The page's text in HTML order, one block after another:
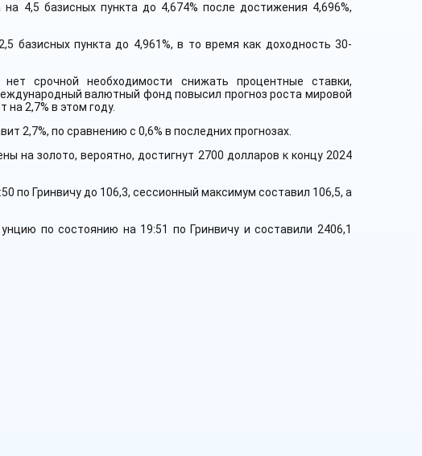
4,5 базисных пункта до 4,674% после достижения 4,696%,
базисных пункта до 4,961%, в то время как доходность 30-
срочной необходимости снижать процентные ставки,
валютный фонд повысил прогноз роста мировой
2,7% в этом году.
2,7%, по сравнению с 0,6% в последних прогнозах.
на золото, вероятно, достигнут 2700 долларов к концу 2024
по Гринвичу до 106,3, сессионный максимум составил 106,5, а
по состоянию на 19:51 по Гринвичу и составили 2406,1